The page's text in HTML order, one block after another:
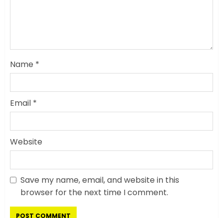
Name *
Email *
Website
Save my name, email, and website in this
browser for the next time I comment.
सरकारी दफ्तरों में जनसेवा कम,
जनता का अपमान ज्यादा? जनता के